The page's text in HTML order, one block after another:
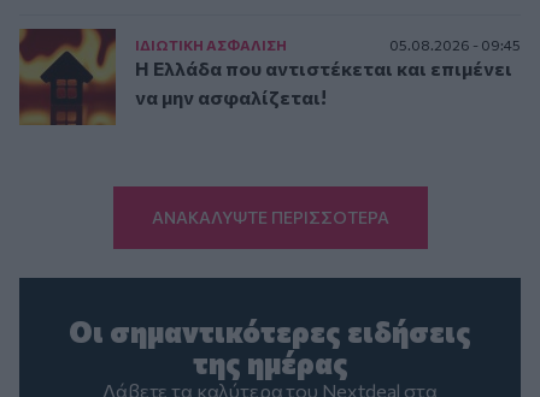
ΙΔΙΩΤΙΚΗ ΑΣΦAΛΙΣΗ 05.08.2026 - 09:45
Η Ελλάδα που αντιστέκεται και επιμένει
να μην ασφαλίζεται!
ΑΝΑΚΑΛΥΨΤΕ ΠΕΡΙΣΣΟΤΕΡΑ
Οι σημαντικότερες ειδήσεις
της ημέρας
Λάβετε τα καλύτερα του Nextdeal στα